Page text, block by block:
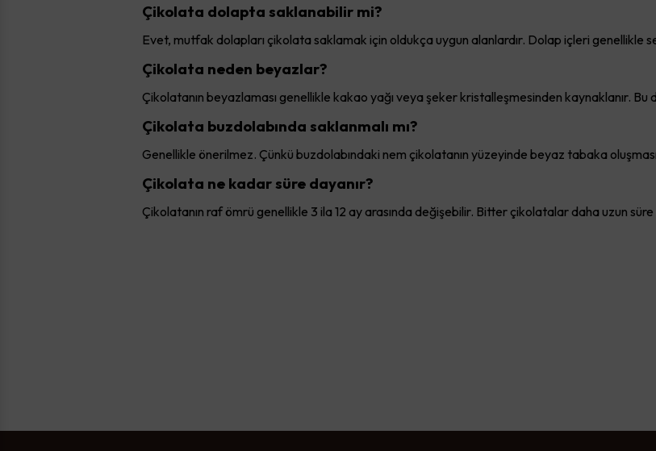
Çikolata dolapta saklanabilir mi?
Evet, mutfak dolapları çikolata saklamak için oldukça uygun alanlardır. Dolap içleri genellikle
Çikolata neden beyazlar?
Çikolatanın beyazlaması genellikle kakao yağı veya şeker kristalleşmesinden kaynaklanır. Bu
Çikolata buzdolabında saklanmalı mı?
Genellikle önerilmez. Çünkü buzdolabındaki nem çikolatanın yüzeyinde beyaz tabaka
Çikolata ne kadar süre dayanır?
Çikolatanın raf ömrü genellikle 3 ila 12 ay arasında değişebilir. Bitter çikolatalar daha uzun